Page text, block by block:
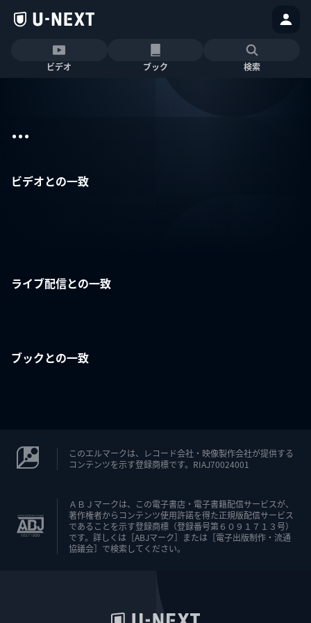
ビデオ ブック 検索
...
ビデオとの一致
ライブ配信との一致
ブックとの一致
このエルマークは、レコード会社・映像製作会社が提供する
コンテンツを示す登録商標です。RIAJ70024001
ＡＢＪマークは、この電子書店・電子書籍配信サービスが、
著作権者からコンテンツ使用許諾を得た正規版配信サービス
であることを示す登録商標（登録番号第６０９１７１３号）
です。詳しくは［ABJマーク］または［電子出版制作・流通
協議会］で検索してください。